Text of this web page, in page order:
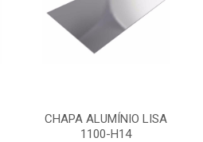
CHAPA ALUMÍNIO LISA
1100-H14